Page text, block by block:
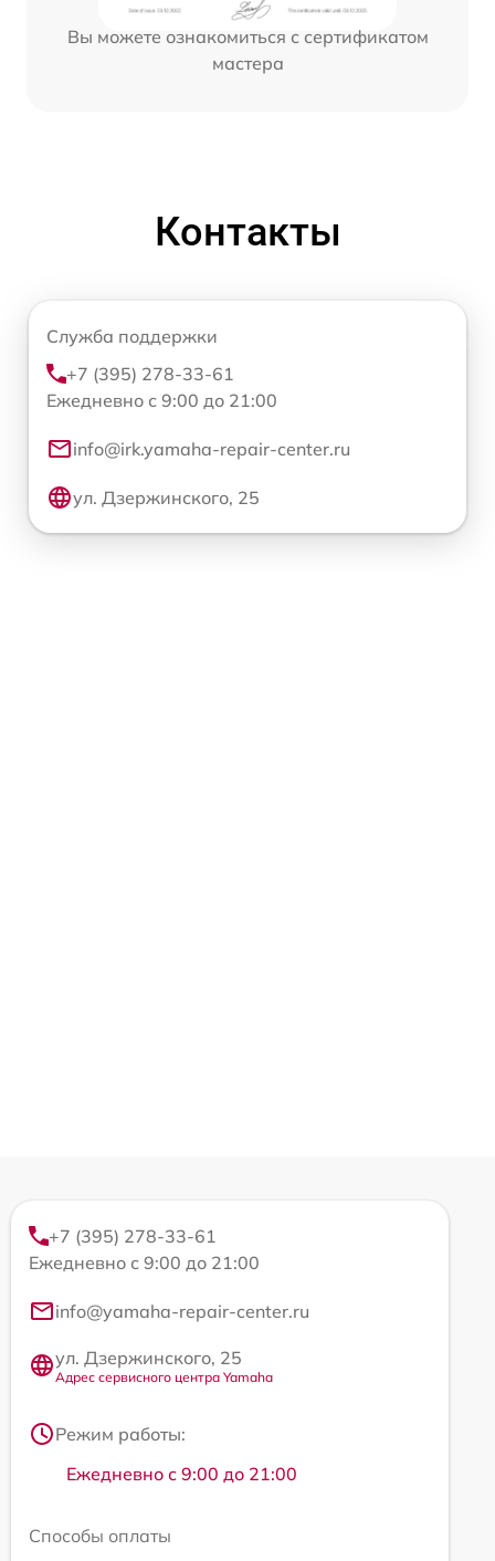
Вы можете ознакомиться с сертификатом
мастера
Контакты
Служба поддержки
+7 (395) 278-33-61
Ежедневно с 9:00 до 21:00
info@irk.yamaha-repair-center.ru
ул. Дзержинского, 25
+7 (395) 278-33-61
Ежедневно с 9:00 до 21:00
info@yamaha-repair-center.ru
ул. Дзержинского, 25
Адрес сервисного центра Yamaha
Режим работы:
Ежедневно с 9:00 до 21:00
Способы оплаты